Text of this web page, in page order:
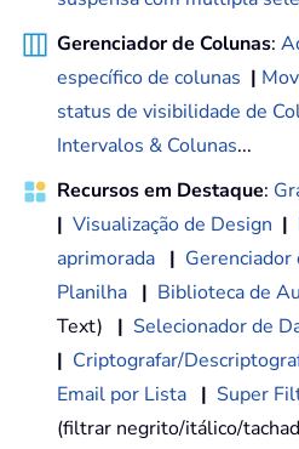
Gerenciador de Colunas:
específico de colunas |
status de visibilidade de
Intervalos & Colunas...
Recursos em Destaque:
| Visualização de Design |
aprimorada |
Planilha | Biblioteca de
Text) | Selecionador de
| Criptografar/
Email por Lista | Super
(filtrar negrito/itálico/